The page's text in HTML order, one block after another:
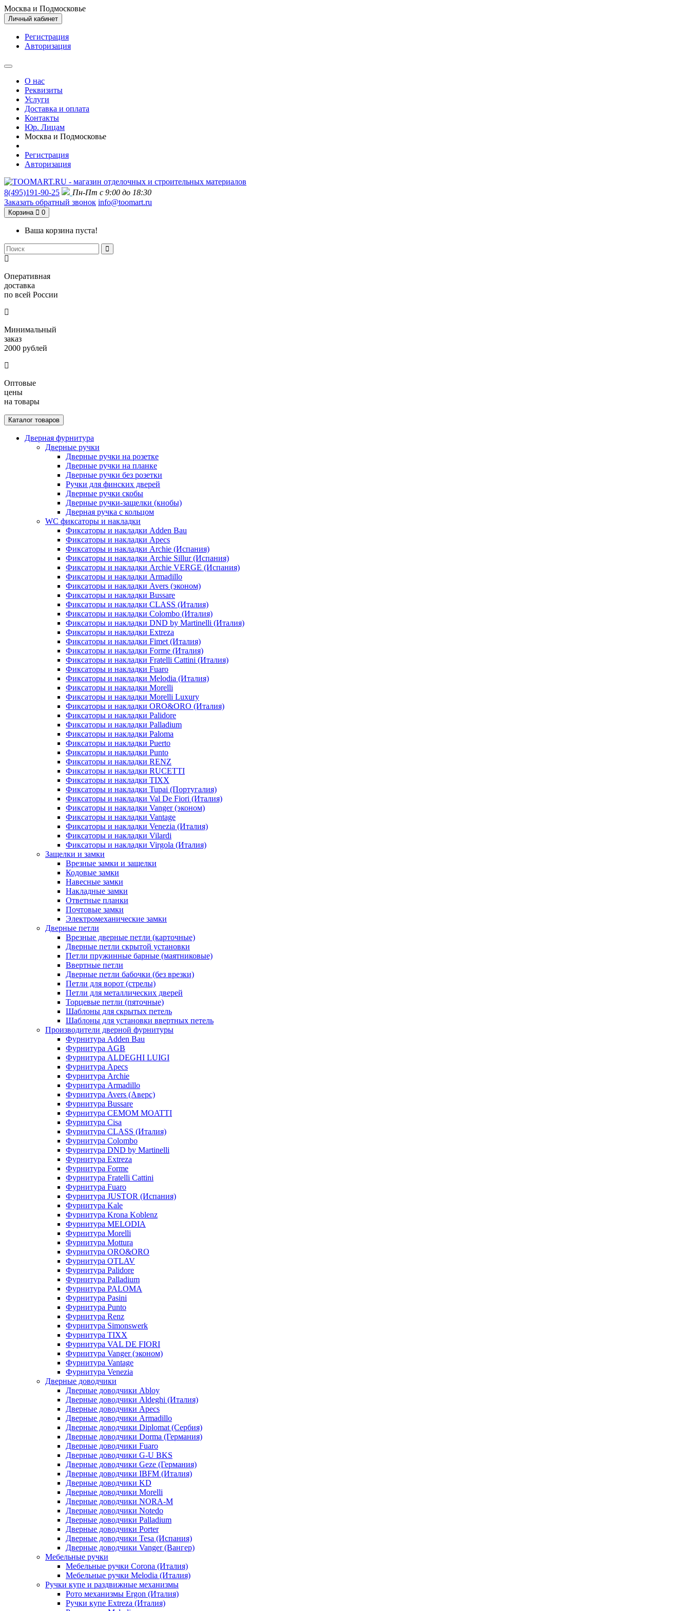
Москва и Подмосковье
Личный кабинет
Регистрация
Авторизация
О нас
Реквизиты
Услуги
Доставка и оплата
Контакты
Юр. Лицам
Москва и Подмосковье
Регистрация
Авторизация
8(495)191-90-25
Пн-Пт с 9:00 до 18:30
Заказать обратный звонок info@toomart.ru
Корзина 0
Ваша корзина пуста!
Оперативная
доставка
по всей России
Минимальный
заказ
2000 рублей
Оптовые
цены
на товары
Каталог товаров
Дверная фурнитура
Дверные ручки
Дверные ручки на розетке
Дверные ручки на планке
Дверные ручки без розетки
Ручки для финских дверей
Дверные ручки скобы
Дверные ручки-защелки (кнобы)
Дверная ручка с кольцом
WC фиксаторы и накладки
Фиксаторы и накладки Adden Bau
Фиксаторы и накладки Apecs
Фиксаторы и накладки Archie (Испания)
Фиксаторы и накладки Archie Sillur (Испания)
Фиксаторы и накладки Archie VERGE (Испания)
Фиксаторы и накладки Armadillo
Фиксаторы и накладки Avers (эконом)
Фиксаторы и накладки Bussare
Фиксаторы и накладки CLASS (Италия)
Фиксаторы и накладки Colombo (Италия)
Фиксаторы и накладки DND by Martinelli (Италия)
Фиксаторы и накладки Extreza
Фиксаторы и накладки Fimet (Италия)
Фиксаторы и накладки Forme (Италия)
Фиксаторы и накладки Fratelli Cattini (Италия)
Фиксаторы и накладки Fuaro
Фиксаторы и накладки Melodia (Италия)
Фиксаторы и накладки Morelli
Фиксаторы и накладки Morelli Luxury
Фиксаторы и накладки ORO&ORO (Италия)
Фиксаторы и накладки Palidore
Фиксаторы и накладки Palladium
Фиксаторы и накладки Paloma
Фиксаторы и накладки Puerto
Фиксаторы и накладки Punto
Фиксаторы и накладки RENZ
Фиксаторы и накладки RUCETTI
Фиксаторы и накладки TIXX
Фиксаторы и накладки Tupai (Португалия)
Фиксаторы и накладки Val De Fiori (Италия)
Фиксаторы и накладки Vanger (эконом)
Фиксаторы и накладки Vantage
Фиксаторы и накладки Venezia (Италия)
Фиксаторы и накладки Vilardi
Фиксаторы и накладки Virgola (Италия)
Защелки и замки
Врезные замки и защелки
Кодовые замки
Навесные замки
Накладные замки
Ответные планки
Почтовые замки
Электромеханические замки
Дверные петли
Врезные дверные петли (карточные)
Дверные петли скрытой установки
Петли пружинные барные (маятниковые)
Ввертные петли
Дверные петли бабочки (без врезки)
Петли для ворот (стрелы)
Петли для металлических дверей
Торцевые петли (пяточные)
Шаблоны для скрытых петель
Шаблоны для установки ввертных петель
Производители дверной фурнитуры
Фурнитура Adden Bau
Фурнитура AGB
Фурнитура ALDEGHI LUIGI
Фурнитура Apecs
Фурнитура Archie
Фурнитура Armadillo
Фурнитура Avers (Аверс)
Фурнитура Bussare
Фурнитура CEMOM MOATTI
Фурнитура Cisa
Фурнитура CLASS (Италия)
Фурнитура Colombo
Фурнитура DND by Martinelli
Фурнитура Extreza
Фурнитура Forme
Фурнитура Fratelli Cattini
Фурнитура Fuaro
Фурнитура JUSTOR (Испания)
Фурнитура Kale
Фурнитура Krona Koblenz
Фурнитура MELODIA
Фурнитура Morelli
Фурнитура Mottura
Фурнитура ORO&ORO
Фурнитура OTLAV
Фурнитура Palidore
Фурнитура Palladium
Фурнитура PALOMA
Фурнитура Pasini
Фурнитура Punto
Фурнитура Renz
Фурнитура Simonswerk
Фурнитура TIXX
Фурнитура VAL DE FIORI
Фурнитура Vanger (эконом)
Фурнитура Vantage
Фурнитура Venezia
Дверные доводчики
Дверные доводчики Abloy
Дверные доводчики Aldeghi (Италия)
Дверные доводчики Apecs
Дверные доводчики Armadillo
Дверные доводчики Diplomat (Сербия)
Дверные доводчики Dorma (Германия)
Дверные доводчики Fuaro
Дверные доводчики G-U BKS
Дверные доводчики Geze (Германия)
Дверные доводчики IBFM (Италия)
Дверные доводчики KD
Дверные доводчики Morelli
Дверные доводчики NORA-M
Дверные доводчики Notedo
Дверные доводчики Palladium
Дверные доводчики Porter
Дверные доводчики Tesa (Испания)
Дверные доводчики Vanger (Вангер)
Мебельные ручки
Мебельные ручки Corona (Италия)
Мебельные ручки Melodia (Италия)
Ручки купе и раздвижные механизмы
Рото механизмы Ergon (Италия)
Ручки купе Extreza (Италия)